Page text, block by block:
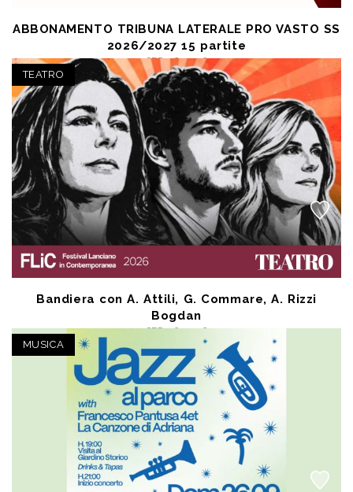
ABBONAMENTO TRIBUNA LATERALE PRO VASTO SS
2026/2027 15 partite
SEP 26 2026
Vasto (CH) - Stadio Aragona
posto unico € 180,00
TEATRO
Bandiera con A. Attili, G. Commare, A. Rizzi
Bogdan
SEP 26 2026
Lanciano (CH) - Cinema Teatro Mazzini
a partire da € 11,00
MUSICA